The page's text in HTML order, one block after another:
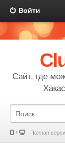
Войти
Сайт, где
Полная